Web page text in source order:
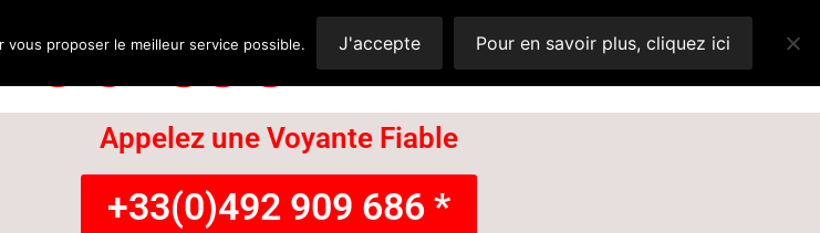
Appelez une Voyante Fiable
+33(0)492 909 686 *
proposer le meilleur service possible. J'accepte Pour en savoir plus, cliquez ici